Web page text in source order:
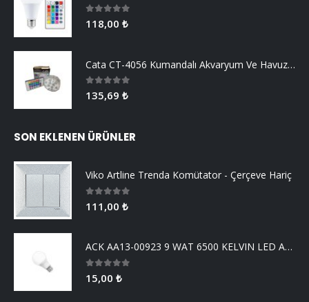
0 5 üzerinden
118,00 ₺
Cata CT-4056 Kumandalı Akvaryum Ve Havuz Aydınlatma
0 5 üzerinden
135,69 ₺
SON EKLENEN ÜRÜNLER
Viko Artline Trenda Komütator - Çerçeve Hariç
5 üzerinden
111,00 ₺
ACK AA13-00923 9 WAT 6500 KELVIN LED AMPUL
5 üzerinden
15,00 ₺